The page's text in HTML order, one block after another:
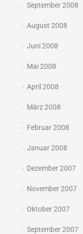
September 2008
August 2008
Juni 2008
Mai 2008
April 2008
März 2008
Februar 2008
Januar 2008
Dezember 2007
November 2007
Oktober 2007
September 2007